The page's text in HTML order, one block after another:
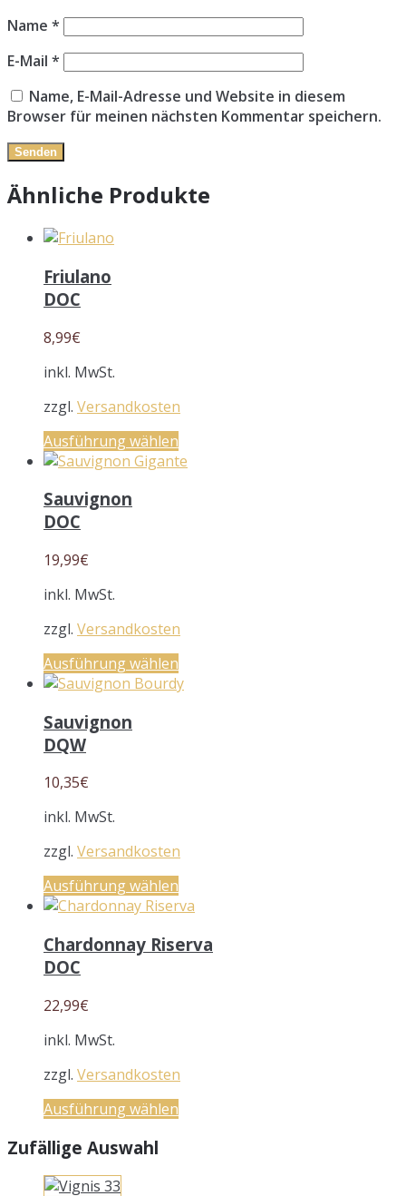
Name *
E-Mail *
Name, E-Mail-Adresse und Website in diesem
Browser für meinen nächsten Kommentar speichern.
Ähnliche Produkte
Friulano
DOC
8,99€
inkl. MwSt.
zzgl. Versandkosten
Ausführung wählen
Sauvignon
DOC
19,99€
inkl. MwSt.
zzgl. Versandkosten
Ausführung wählen
Sauvignon
DQW
10,35€
inkl. MwSt.
zzgl. Versandkosten
Ausführung wählen
Chardonnay Riserva
DOC
22,99€
inkl. MwSt.
zzgl. Versandkosten
Ausführung wählen
Zufällige Auswahl